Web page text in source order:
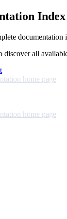
Index
documentation
discover all
home page
home page